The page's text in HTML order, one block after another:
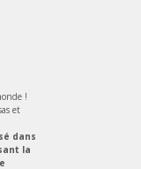
!
et
dans
la